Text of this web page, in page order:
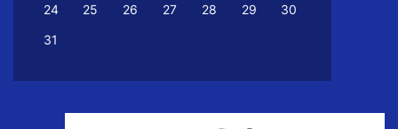
24
25 26 27 28 29
30
31